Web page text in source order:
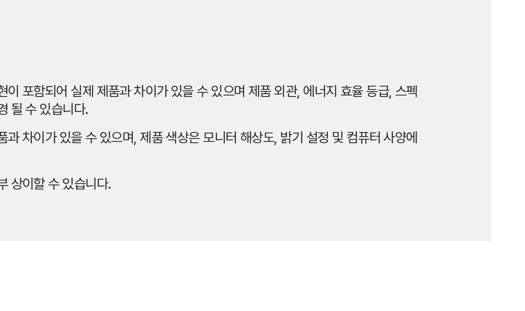
포함되어 실제 제품과 차이가 있을 수 있으며 제품 외관, 에너지 효율 등급, 스펙
될 수 있습니다.
차이가 있을 수 있으며, 제품 색상은 모니터 해상도, 밝기 설정 및 컴퓨터 사양에
상이할 수 있습니다.